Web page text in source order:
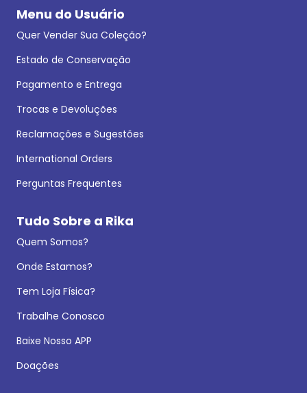
Menu do Usuário
Quer Vender Sua Coleção?
Estado de Conservação
Pagamento e Entrega
Trocas e Devoluções
Reclamações e Sugestões
International Orders
Perguntas Frequentes
Tudo Sobre a Rika
Quem Somos?
Onde Estamos?
Tem Loja Física?
Trabalhe Conosco
Baixe Nosso APP
Doações